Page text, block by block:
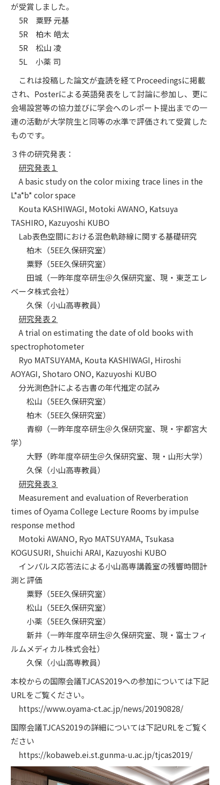
が受賞しました。
5R 粟野 元基
5R 柏木 皓太
5R 松山 凌
5L 小薬 司
これは投稿した論文が査読を経てProceedingsに掲載
され、Posterによる英語発表をして討論に参加し、更に
会場設営等の協力並びに学会へのレポート提出までの一
連の活動が大学院生と同等の水準で評価されて受賞した
ものです。
３件の研究発表：
研究発表１
A basic study on the color mixing trace lines in the
L*a*b* color space
Kouta KASHIWAGI, Motoki AWANO, Katsuya
TASHIRO, Kazuyoshi KUBO
Lab表色空間における混色軌跡線に関する基礎研究
柏木（5EE久保研究室）
粟野（5EE久保研究室）
田城（一昨年度卒研生＠久保研究室、現・東芝エレ
ベータ株式会社）
久保（小山高専教員）
研究発表２
A trial on estimating the date of old books with
spectrophotometer
Ryo MATSUYAMA, Kouta KASHIWAGI, Hiroshi
AOYAGI, Shotaro ONO, Kazuyoshi KUBO
分光測色計による古書の年代推定の試み
松山（5EE久保研究室）
柏木（5EE久保研究室）
青柳（一昨年度卒研生＠久保研究室、現・宇都宮大
学）
大野（昨年度卒研生＠久保研究室、現・山形大学）
久保（小山高専教員）
研究発表３
Measurement and evaluation of Reverberation
times of Oyama College Lecture Rooms by impulse
response method
Motoki AWANO, Ryo MATSUYAMA, Tsukasa
KOGUSURI, Shuichi ARAI, Kazuyoshi KUBO
インパルス応答法による小山高専講義室の残響時間計
測と評価
粟野（5EE久保研究室）
松山（5EE久保研究室）
小薬（5EE久保研究室）
新井（一昨年度卒研生＠久保研究室、現・富士フィ
ルムメディカル株式会社）
久保（小山高専教員）
本校からの国際会議TJCAS2019への参加については下記
URLをご覧ください。
https://www.oyama-ct.ac.jp/news/20190828/
国際会議TJCAS2019の詳細については下記URLをご覧く
ださい
https://kobaweb.ei.st.gunma-u.ac.jp/tjcas2019/